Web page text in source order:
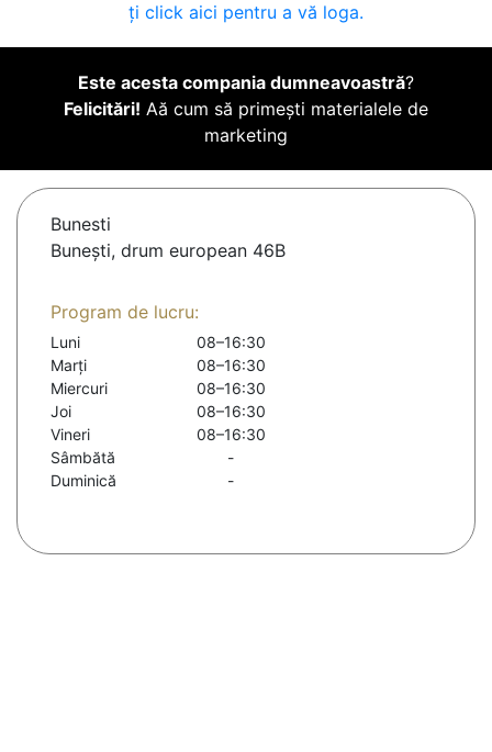
ți click aici pentru a vă loga.
Este acesta compania dumneavoastră?
Felicitări! Aă cum să primești materialele de
marketing
Bunesti
Bunești, drum european 46B
Program de lucru:
Luni
08–16:30
Marți
08–16:30
Miercuri
08–16:30
Joi
08–16:30
Vineri
08–16:30
Sâmbătă
-
Duminică
-